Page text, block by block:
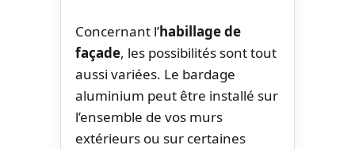
Concernant l’habillage de
façade, les possibilités sont tout
aussi variées. Le bardage
aluminium peut être installé sur
l’ensemble de vos murs
extérieurs ou sur certaines